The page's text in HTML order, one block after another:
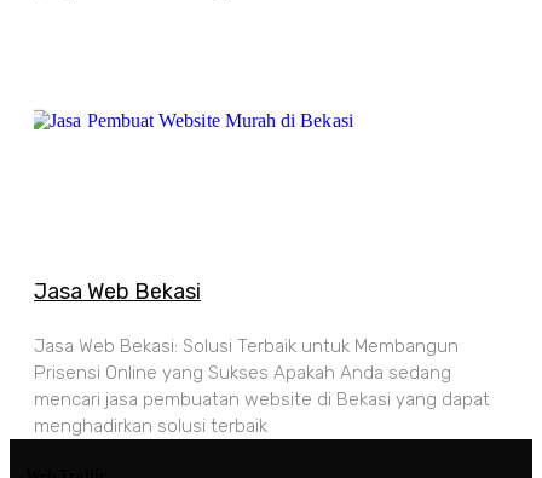
Jasa Web Bekasi
Jasa Web Bekasi: Solusi Terbaik untuk Membangun
Prisensi Online yang Sukses Apakah Anda sedang
mencari jasa pembuatan website di Bekasi yang dapat
menghadirkan solusi terbaik